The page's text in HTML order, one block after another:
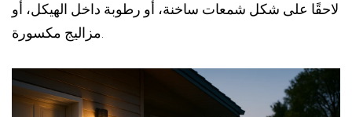
لاحقًا على شكل شمعات ساخنة، أو رطوبة داخل الهيكل، أو